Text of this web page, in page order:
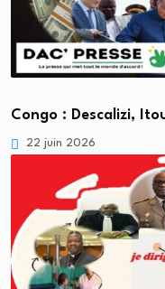
Congo : Descalizi,
22 juin 2026